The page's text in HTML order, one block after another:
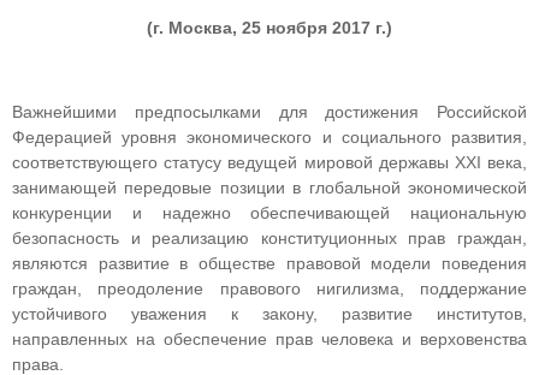
(г. Москва, 25 ноября 2017 г.)
Важнейшими предпосылками для достижения Российской
Федерацией уровня экономического и социального развития,
соответствующего статусу ведущей мировой державы XXI века,
занимающей передовые позиции в глобальной экономической
конкуренции и надежно обеспечивающей национальную
безопасность и реализацию конституционных прав граждан,
являются развитие в обществе правовой модели поведения
граждан, преодоление правового нигилизма, поддержание
устойчивого уважения к закону, развитие институтов,
направленных на обеспечение прав человека и верховенства
права.